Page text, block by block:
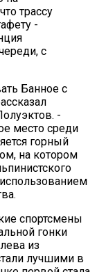
трассу
-
с
Банное с
-
место среди
горный
на котором
спортсмены
гонки
из
лучшими в